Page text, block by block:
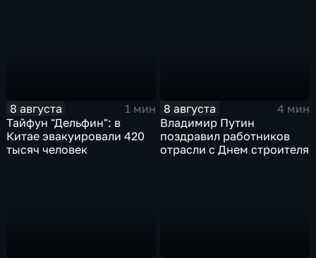
8 августа
1 мин
Тайфун "Дельфин": в
Китае эвакуировали 420
тысяч человек
8 августа
4 мин
Владимир Путин
поздравил работников
отрасли с Днем строителя